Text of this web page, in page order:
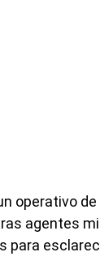
operativo
agentes
para